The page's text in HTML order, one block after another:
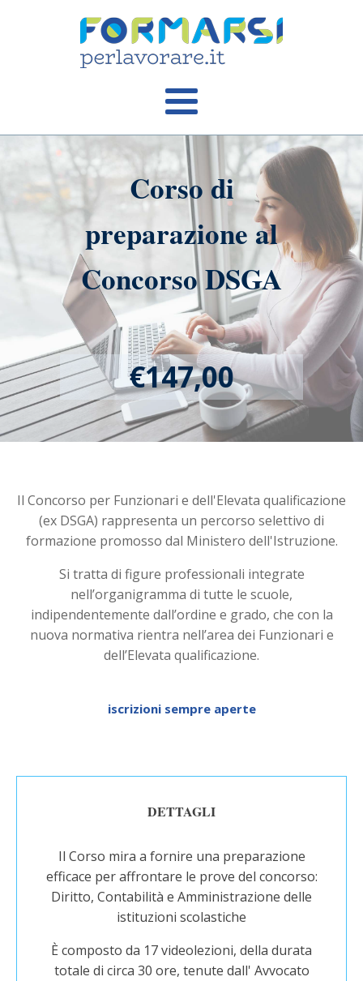
Corso di
preparazione al
Concorso DSGA
€147,00
Il Concorso per Funzionari e dell'Elevata qualificazione
(ex DSGA) rappresenta un percorso selettivo di
formazione promosso dal Ministero dell'Istruzione.
Si tratta di figure professionali integrate
nell’organigramma di tutte le scuole,
indipendentemente dall’ordine e grado, che con la
nuova normativa rientra nell’area dei Funzionari e
dell’Elevata qualificazione.
iscrizioni sempre aperte
DETTAGLI
Il Corso mira a fornire una preparazione
efficace per affrontare le prove del concorso:
Diritto, Contabilità e Amministrazione delle
istituzioni scolastiche
È composto da 17 videolezioni, della durata
totale di circa 30 ore, tenute dall' Avvocato